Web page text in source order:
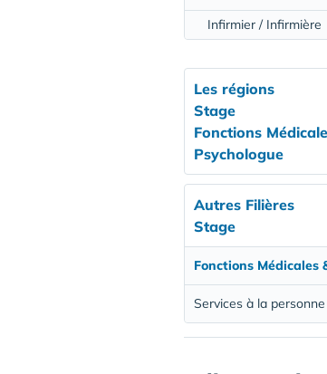
Infirmier / Infirmière
Les régions
Stage
Fonctions
Psychologue
Autres Filières
Stage
Fonctions Médicales
Services à la personne